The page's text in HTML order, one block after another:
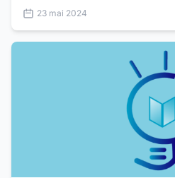
renseignements, on ne valorise
formations,...
23 mai 2024